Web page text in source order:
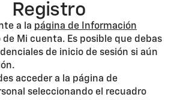
Registro
a la página de Información
Mi cuenta. Es posible que debas
de inicio de sesión si aún
acceder a la página de
seleccionando el recuadro